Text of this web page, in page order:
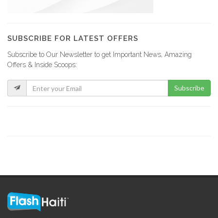
SUBSCRIBE FOR LATEST OFFERS
Subscribe to Our Newsletter to get Important News, Amazing
Offers & Inside Scoops:
Subscribe